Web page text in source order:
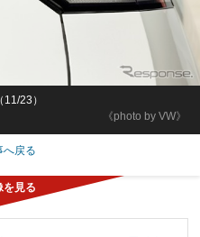
《photo by VW》
23）
へ戻る